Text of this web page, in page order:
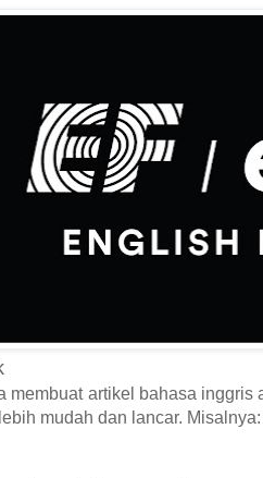
membuat artikel bahasa
mudah dan lancar.